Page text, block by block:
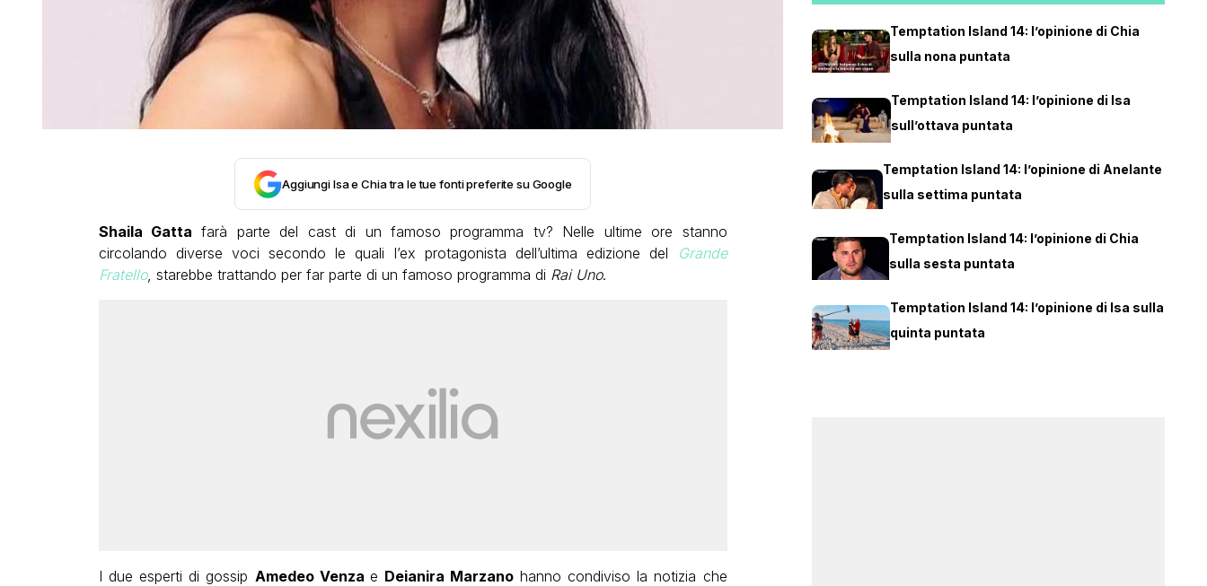
Aggiungi Isa e Chia tra le tue fonti preferite su Google
Shaila Gatta farà parte del cast di un famoso programma tv? Nelle ultime ore stanno
circolando diverse voci secondo le quali l’ex protagonista dell’ultima edizione del
Grande
Fratello, starebbe trattando per far parte di un famoso programma di Rai Uno.
I due esperti di gossip Amedeo Venzae Deianira Marzano hanno condiviso la notizia che
Temptation Island 14: l’opinione di Chia
sulla nona puntata
Temptation Island 14: l’opinione di Isa
sull’ottava puntata
Temptation Island 14: l’opinione di Anelante
sulla settima puntata
Temptation Island 14: l’opinione di Chia
sulla sesta puntata
Temptation Island 14: l’opinione di Isa sulla
quinta puntata